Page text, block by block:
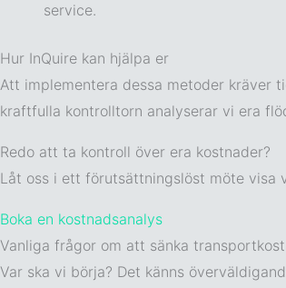
service.
Hur InQuire kan hjälpa er
Att implementera dessa metoder kräver
kraftfulla kontrolltorn analyserar vi era
Redo att ta kontroll över era kostnader?
Låt oss i ett förutsättningslöst möte visa
Boka en kostnadsanalys
Vanliga frågor om att sänka
Var ska vi börja? Det känns